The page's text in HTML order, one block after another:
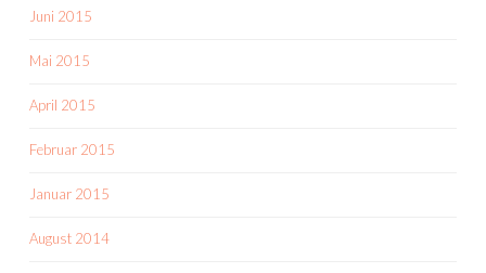
Juni 2015
Mai 2015
April 2015
Februar 2015
Januar 2015
August 2014